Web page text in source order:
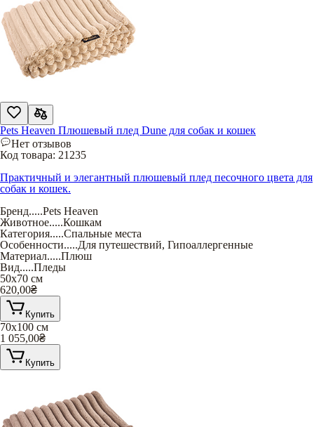
Pets Heaven Плюшевый плед Dune для собак и кошек
Нет отзывов
Код товара: 21235
Практичный и элегантный плюшевый плед песочного цвета для
собак и кошек.
Бренд.....Pets Heaven
Животное.....Кошкам
Категория.....Спальные места
Особенности.....Для путешествий, Гипоаллергенные
Материал.....Плюш
Вид.....Пледы
50х70 см
620,00₴
Купить
70х100 см
1 055,00₴
Купить